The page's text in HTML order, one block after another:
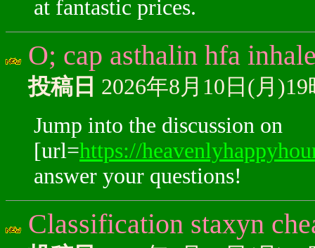
at fantastic prices.
O; cap asthalin hfa
投稿日 2026年8月10日(月
Jump into the discussion on
[url=https://
answer your questions!
Classification staxyn